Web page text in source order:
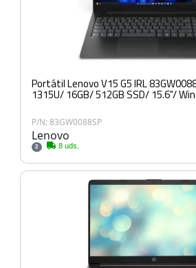
Portátil Lenovo V15 G5 IRL
1315U/ 16GB/ 512GB SSD/ 15.6"/
P/N: 83GW0088SP
Lenovo
2 8 uds.